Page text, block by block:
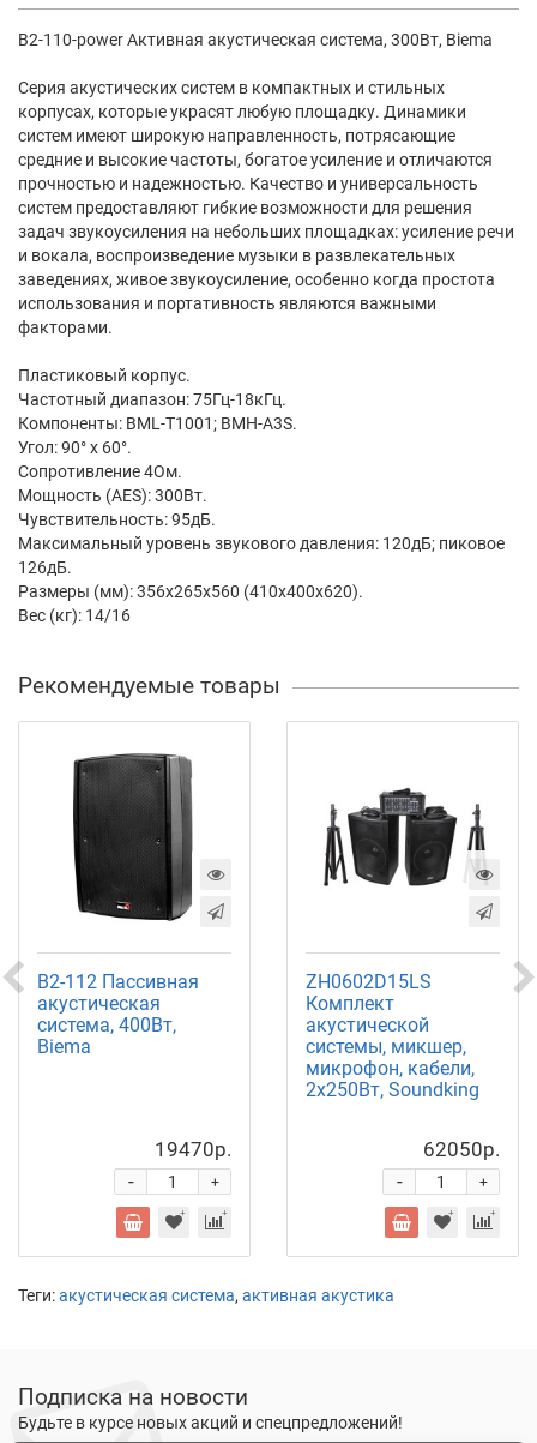
B2-110-power Активная акустическая система, 300Вт, Biema
Серия акустических систем в компактных и стильных
корпусах, которые украсят любую площадку. Динамики
систем имеют широкую направленность, потрясающие
средние и высокие частоты, богатое усиление и отличаются
прочностью и надежностью. Качество и универсальность
систем предоставляют гибкие возможности для решения
задач звукоусиления на небольших площадках: усиление речи
и вокала, воспроизведение музыки в развлекательных
заведениях, живое звукоусиление, особенно когда простота
использования и портативность являются важными
факторами.
Пластиковый корпус.
Частотный диапазон: 75Гц-18кГц.
Компоненты: BML-T1001; BMH-A3S.
Угол: 90° х 60°.
Сопротивление 4Ом.
Мощность (AES): 300Вт.
Чувствительность: 95дБ.
Максимальный уровень звукового давления: 120дБ; пиковое
126дБ.
Размеры (мм): 356х265х560 (410х400х620).
Вес (кг): 14/16
Рекомендуемые товары
B2-112 Пассивная
акустическая
система, 400Вт,
Biema
19470р.
+
-
ZH0602D15LS
Комплект
акустической
системы, микшер,
микрофон, кабели,
2х250Вт, Soundking
62050р.
+
-
Теги:акустическая система, активная акустика
Подписка на новости
Будьте в курсе новых акций и спецпредложений!